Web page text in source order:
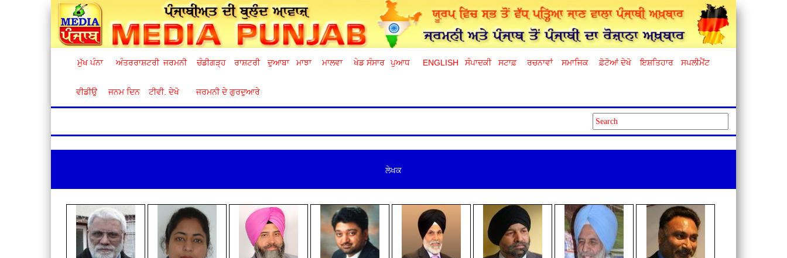
ਮੁੱਖ ਪੰਨਾ ਅੰਤਰਰਾਸ਼ਟਰੀ ਜਰਮਨੀ ਚੰਡੀਗੜ੍ਹ ਰਾਸ਼ਟਰੀ ਦੁਆਬਾ ਮਾਝਾ ਮਾਲਵਾ ਖੇਡ ਸੰਸਾਰ ਪੁਆਧ ENGLISH ਸੰਪਾਦਕੀ ਸਟਾਫ਼ ਰਚਨਾਵਾਂ ਸਮਾਜਿਕ ਫ਼ੋਟੋਆਂ ਦੇਖੋ ਇਸ਼ਤਿਹਾਰ ਸਪਲੀਮੈਂਟ
ਵੀਡੀਉ ਜਨਮ ਦਿਨ ਟੀਵੀ. ਦੇਖੋ ਜਰਮਨੀ ਦੇ ਗੁਰਦੁਆਰੇ
ਲੇਖਕ